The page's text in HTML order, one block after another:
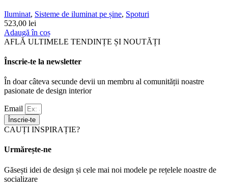
Iluminat, Sisteme de iluminat pe șine, Spoturi
523,00 lei
Adaugă în coș
AFLĂ ULTIMELE TENDINȚE ȘI NOUTĂȚI
Înscrie-te la newsletter
În doar câteva secunde devii un membru al comunității noastre
pasionate de design interior
Email
Înscrie-te
CAUȚI INSPIRAȚIE?
Urmărește-ne
Găsești idei de design și cele mai noi modele pe rețelele noastre de
socializare